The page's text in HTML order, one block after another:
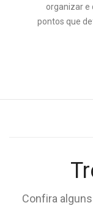
organizar e
pontos que
Confira